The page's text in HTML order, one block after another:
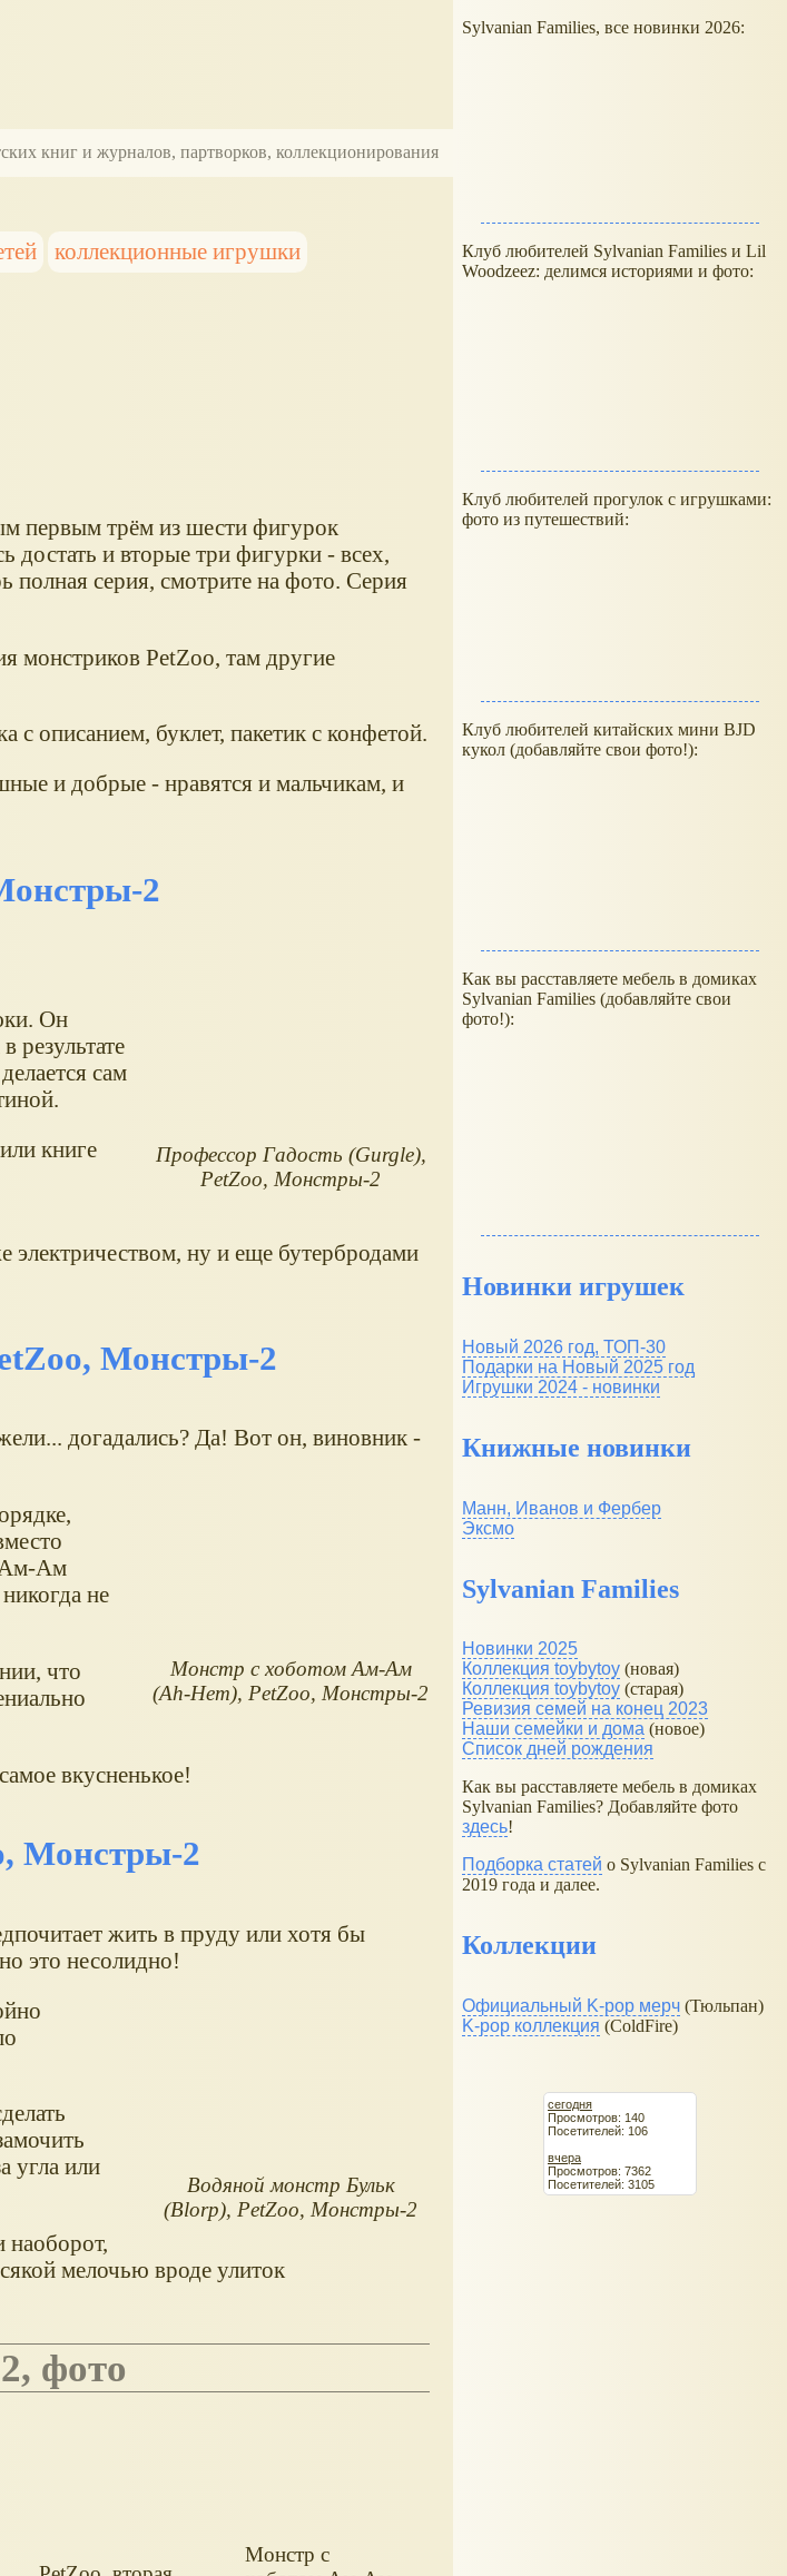
книг и журналов, партворков, коллекционирования
коллекционные игрушки
первым трём из шести фигурок
достать и вторые три фигурки - всех,
полная серия, смотрите на фото. Серия
монстриков PetZoo, там другие
с описанием, буклет, пакетик с конфетой.
и добрые - нравятся и мальчикам, и
2
Профессор Гадость (Gurgle),
PetZoo, Монстры-2
Он
результате
сам
книге
электричеством, ну и еще бутербродами
Монстры-2
догадались? Да! Вот он, виновник -
Монстр с хоботом Ам-Ам
(Ah-Hem), PetZoo, Монстры-2
Ам-Ам
не
что
вкусненькое!
Монстры-2
жить в пруду или хотя бы
это несолидно!
Водяной монстр Бульк
(Blorp), PetZoo, Монстры-2
угла или
наоборот,
мелочью вроде улиток
фото
Монстр с
Sylvanian Families, все новинки 2026:
Клуб любителей Sylvanian Families и Lil
Woodzeez: делимся историями и фото:
Клуб любителей прогулок с игрушками:
фото из путешествий:
Клуб любителей китайских мини BJD
кукол (добавляйте свои фото!):
Как вы расставляете мебель в домиках
Sylvanian Families (добавляйте свои
фото!):
Новинки игрушек
Новый 2026 год, ТОП-30
Подарки на Новый 2025 год
Игрушки 2024 - новинки
Книжные новинки
Манн, Иванов и Фербер
Эксмо
Sylvanian Families
Новинки 2025
Коллекция toybytoy (новая)
Коллекция toybytoy (старая)
Ревизия семей на конец 2023
Наши семейки и дома (новое)
Список дней рождения
Как вы расставляете мебель в домиках
Sylvanian Families? Добавляйте фото
здесь!
Подборка статей о Sylvanian Families с
2019 года и далее.
Коллекции
Официальный K-pop мерч (Тюльпан)
K-pop коллекция (ColdFire)
сегодня
Просмотров: 140
Посетителей: 106
вчера
Просмотров: 7362
Посетителей: 3105